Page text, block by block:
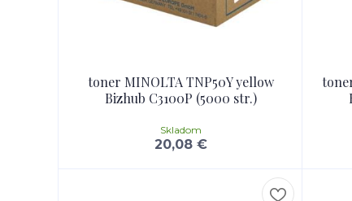
toner MINOLTA TNP50Y yellow
Bizhub C3100P (5000 str.)
20,08 €
Skladom